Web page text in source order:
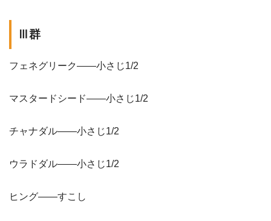
Ⅲ群
フェネグリーク——小さじ1/2
マスタードシード——小さじ1/2
チャナダル——小さじ1/2
ウラドダル——小さじ1/2
ヒング——すこし